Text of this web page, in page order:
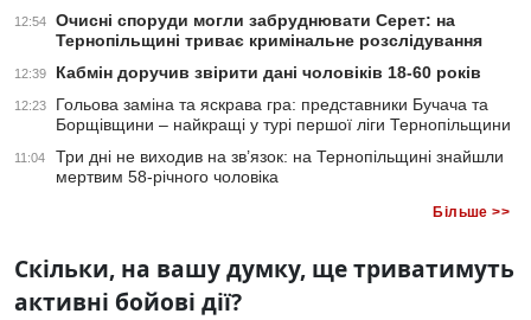
12:54
Очисні споруди могли забруднювати Серет: на
Тернопільщині триває кримінальне розслідування
12:39 Кабмін доручив звірити дані чоловіків 18-60 років
12:23
Гольова заміна та яскрава гра: представники Бучача та
Борщівщини – найкращі у турі першої ліги Тернопільщини
11:04
Три дні не виходив на зв’язок: на Тернопільщині знайшли
мертвим 58-річного чоловіка
Більше >>
Скільки, на вашу думку, ще триватимуть
активні бойові дії?